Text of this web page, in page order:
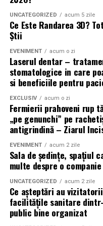
aflata in apropiere de
dispozitie informatii
Detalii despre
despre alte servicii
dentosara.ro.
În cazul motoarelor AI,
Companiile încearcă să
generate automat.
Diferența este
SEO urmărește
GEO urmărește ca
considerate suficient de
atunci când inteligența
utilizatorilor.
Pentru antreprenori și
presupune abandonarea
UNCATEGORIZED acum 5 zile
Ce Este Randarea 3D?
Știi
EVENIMENT acum o zi
Laserul dentar –
stomatologice in care
si beneficiile pentru
EXCLUSIV acum o zi
Fermierii prahoveni rup
„pe genunchi” pe
antigrindină – Ziarul
EVENIMENT acum 2 zile
Sala de ședințe, spațiul
multe despre o companie
UNCATEGORIZED acum 2 zile
Ce așteptări au
facilitățile sanitare
public bine organizat